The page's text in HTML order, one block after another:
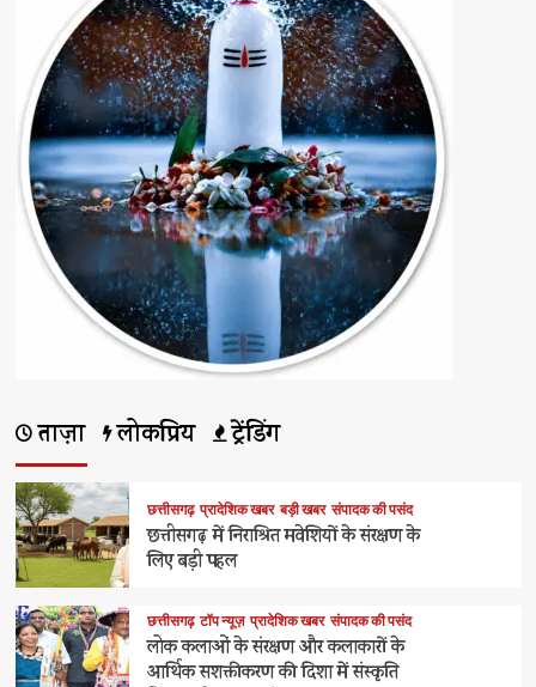
ताज़ा लोकप्रिय ट्रेंडिंग
छत्तीसगढ़ प्रादेशिक खबर बड़ी खबर संपादक की पसंद
छत्तीसगढ़ में निराश्रित मवेशियों के संरक्षण के
लिए बड़ी पहल
छत्तीसगढ़ टॉप न्यूज़ प्रादेशिक खबर संपादक की पसंद
लोक कलाओं के संरक्षण और कलाकारों के
आर्थिक सशक्तीकरण की दिशा में संस्कृति